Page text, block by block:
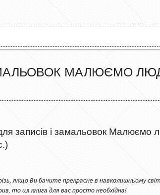
МАЛЮЄМО
записів і замальовок Малюємо
якщо Ви бачите прекрасне в навколишньому
то ця книга для вас просто необхідна!